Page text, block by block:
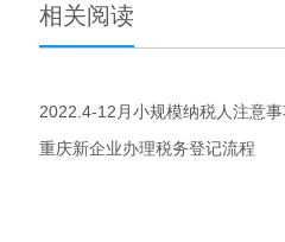
相关阅读
2022.4-12月小规模纳税人注意事
重庆新企业办理税务登记流程